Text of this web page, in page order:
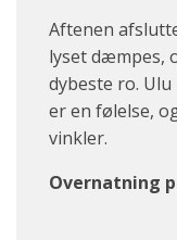
Aftenen
lyset dæmpes,
dybeste ro.
er en følelse,
vinkler.
Overnatning